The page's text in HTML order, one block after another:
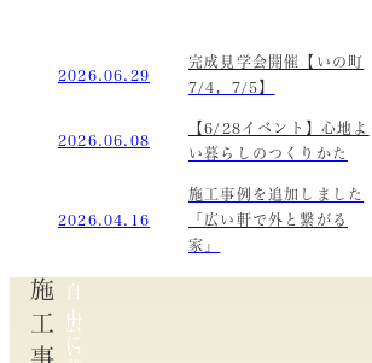
2026.06.29
完成見学会開催【いの町
7/4，7/5】
2026.06.08
【6/28イベント】心地よ
い暮らしのつくりかた
2026.04.16
施工事例を追加しました
「広い軒で外と繋がる
家」
広
い
自
由
に